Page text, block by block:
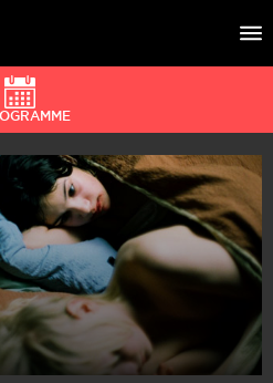
DU CINÉ
AUX IMAGES